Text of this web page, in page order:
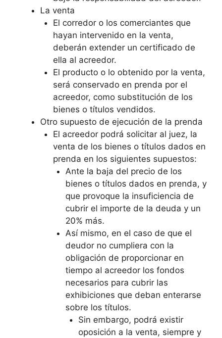
La venta
El corredor o los comerciantes que
hayan intervenido en la venta,
deberán extender un certificado de
ella al acreedor.
El producto o lo obtenido por la venta,
será conservado en prenda por el
acreedor, como substitución de los
bienes o títulos vendidos.
Otro supuesto de ejecución de la prenda
El acreedor podrá solicitar al juez, la
venta de los bienes o títulos dados en
prenda en los siguientes supuestos:
Ante la baja del precio de los
bienes o títulos dados en prenda, y
que provoque la insuficiencia de
cubrir el importe de la deuda y un
20% más.
Así mismo, en el caso de que el
deudor no cumpliera con la
obligación de proporcionar en
tiempo al acreedor los fondos
necesarios para cubrir las
exhibiciones que deban enterarse
sobre los títulos.
Sin embargo, podrá existir
oposición a la venta, siempre y